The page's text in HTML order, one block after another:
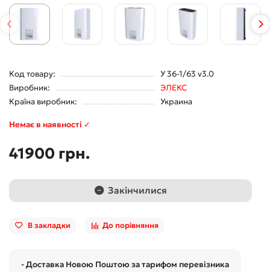
Код товару:
У 36-1/63 v3.0
Виробник:
ЭЛЕКС
Країна виробник:
Украина
Немає в наявності ✓
41900 грн.
Закінчилися
В закладки До порівняння
- Доставка Новою Поштою за тарифом перевізника